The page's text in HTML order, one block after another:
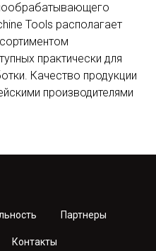
Tools располагает
практически для
Качество продукции
производителями
Партнеры
Контакты